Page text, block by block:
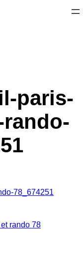
paris-
rando 78